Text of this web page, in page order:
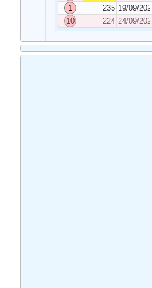
1
235 19/09/2022
10
224 24/09/2022